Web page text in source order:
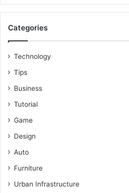
Categories
Technology
Tips
Business
Tutorial
Game
Design
Auto
Furniture
Urban Infrastructure